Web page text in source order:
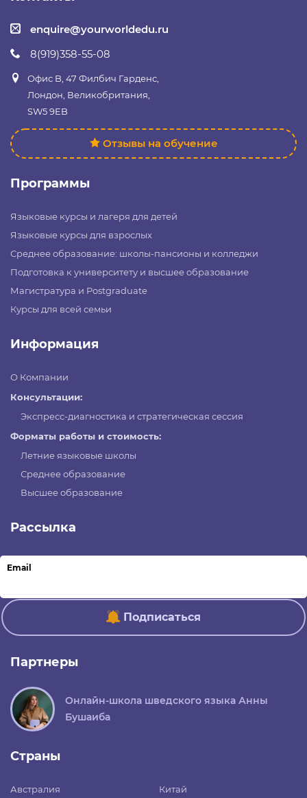
enquire@yourworldedu.ru
8(919)358-55-08
Офис B, 47 Филбич Гарденс,
Лондон, Великобритания,
SW5 9EB
Отзывы на обучение
Программы
Языковые курсы и лагеря для детей
Языковые курсы для взрослых
Среднее образование: школы-пансионы и колледжи
Подготовка к университету и высшее образование
Магистратура и Postgraduate
Курсы для всей семьи
Информация
О Компании
Консультации:
Экспресс-диагностика и стратегическая сессия
Форматы работы и стоимость:
Летние языковые школы
Среднее образование
Высшее образование
Рассылка
Email
Подписаться
Партнеры
Онлайн-школа шведского языка Анны
Бушаиба
Страны
Австралия
Китай